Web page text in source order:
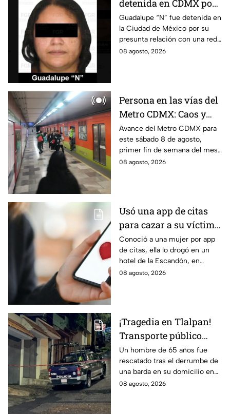
detenida en CDMX por
presunta relación con
red de contrabando de
hidrocarburos
Guadalupe “N” fue detenida en
la Ciudad de México por su
presunta relación con una red
de contrabando de
08 agosto, 2026
Persona en las vías del
Metro CDMX: Caos y
retrasos de más de 20
minutos en la Línea B
Avance del Metro CDMX para
este sábado 8 de agosto,
primer fin de semana del mes.
Retraso o cierre de estaciones
08 agosto, 2026
Usó una app de citas
para cazar a su víctima:
Así operaba Ivette "N"
antes de huir a Puebla;
ya está detenida
Conoció a una mujer por app
de citas, ella lo drogó en un
hotel de la Escandón, en
CDMX, para robarle el auto y
08 agosto, 2026
¡Tragedia en Tlalpan!
Transporte público
arrolla, mata a un
hombre y huye
Un hombre de 65 años fue
rescatado tras el derrumbe de
una barda en su domicilio en
Tlalpan, provocado por las
08 agosto, 2026